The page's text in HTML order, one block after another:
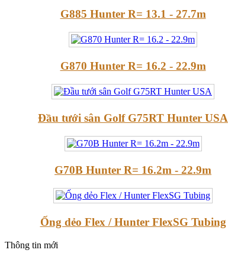
G885 Hunter R= 13.1 - 27.7m
G870 Hunter R= 16.2 - 22.9m
Đầu tưới sân Golf G75RT Hunter USA
G70B Hunter R= 16.2m - 22.9m
Ống dẻo Flex / Hunter FlexSG Tubing
Thông tin mới